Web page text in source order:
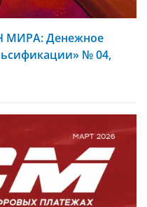
МИРА: Денежное
№ 04,